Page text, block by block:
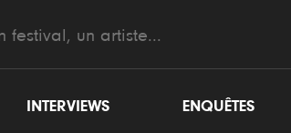
INTERVIEWS ENQUÊTES